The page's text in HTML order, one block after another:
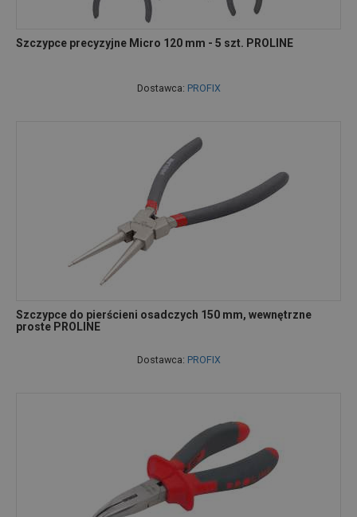
Szczypce precyzyjne Micro 120 mm - 5 szt. PROLINE
Dostawca: PROFIX
Szczypce do pierścieni osadczych 150 mm, wewnętrzne
proste PROLINE
Dostawca: PROFIX